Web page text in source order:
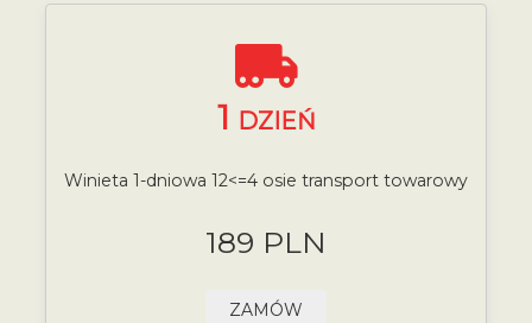
1 DZIEŃ
Winieta 1-dniowa 12<=4 osie transport towarowy
189 PLN
ZAMÓW